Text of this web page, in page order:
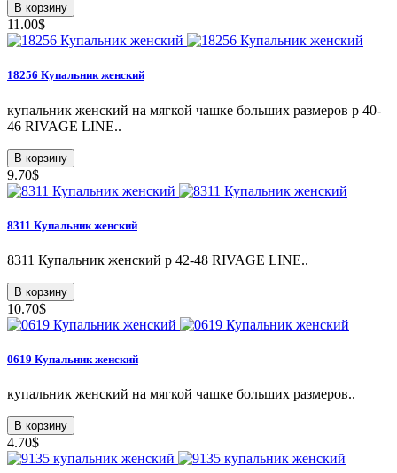
В корзину
11.00$
18256 Купальник женский
купальник женский на мягкой чашке больших размеров р 40-
46 RIVAGE LINE..
В корзину
9.70$
8311 Купальник женский
8311 Купальник женский р 42-48 RIVAGE LINE..
В корзину
10.70$
0619 Купальник женский
купальник женский на мягкой чашке больших размеров..
В корзину
4.70$